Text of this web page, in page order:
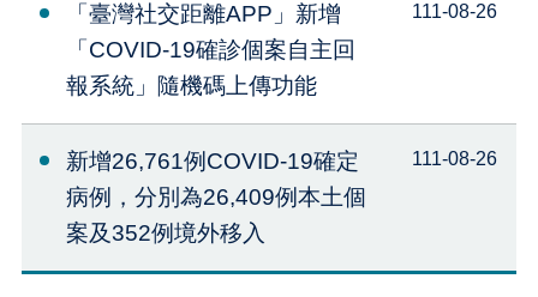
「臺灣社交距離APP」新增
「COVID-19確診個案自主回
報系統」隨機碼上傳功能
111-08-26
新增26,761例COVID-19確定
病例，分別為26,409例本土個
案及352例境外移入
111-08-26